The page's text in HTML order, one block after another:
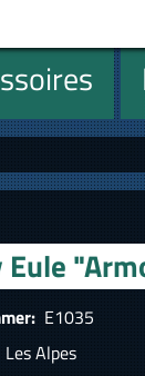
Eule
E1035
Les Alpes